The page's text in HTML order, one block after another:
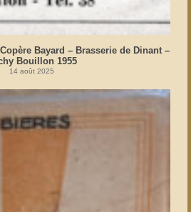
Bayard – Brasserie de Dinant –
Bouillon 1955
14 août 2025